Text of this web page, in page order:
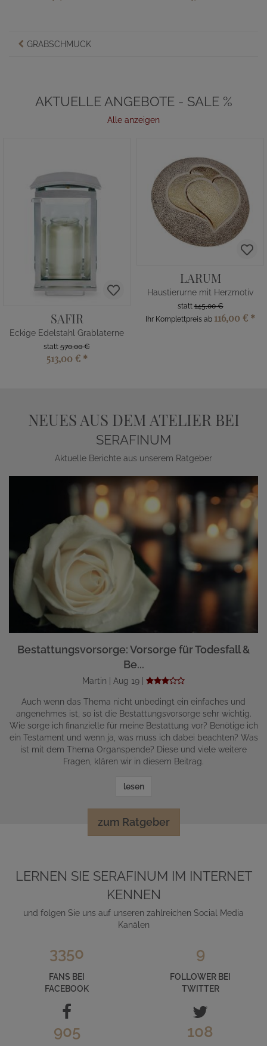
GRABSCHMUCK
AKTUELLE ANGEBOTE - SALE %
Alle anzeigen
SAFIR
Eckige Edelstahl Grablaterne
statt 570,00 €
513,00 € *
LARUM
Haustierurne mit Herzmotiv
statt145,00 €
Ihr Komplettpreis ab 116,00 € *
NEUES AUS DEM ATELIER BEI
SERAFINUM
Aktuelle Berichte aus unserem Ratgeber
Bestattungsvorsorge: Vorsorge für Todesfall &
Be...
Martin | Aug 19 |
Auch wenn das Thema nicht unbedingt ein einfaches und
angenehmes ist, so ist die Bestattungsvorsorge sehr wichtig.
Wie sorge ich finanzielle für meine Bestattung vor? Benötige ich
ein Testament und wenn ja, was muss ich dabei beachten? Was
ist mit dem Thema Organspende? Diese und viele weitere
Fragen, klären wir in diesem Beitrag.
lesen
zum Ratgeber
LERNEN SIE SERAFINUM IM INTERNET
KENNEN
und folgen Sie uns auf unseren zahlreichen Social Media
Kanälen
3350
FANS BEI
FACEBOOK
9
FOLLOWER BEI
TWITTER
905 108